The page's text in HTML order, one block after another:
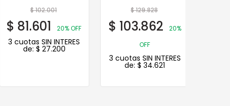
102.001
$81.601 20% OFF
3 cuotas SIN INTERES
de:$ 27.200
129.828
$103.862
20%
OFF
3 cuotas SIN INTERES
de:$ 34.621